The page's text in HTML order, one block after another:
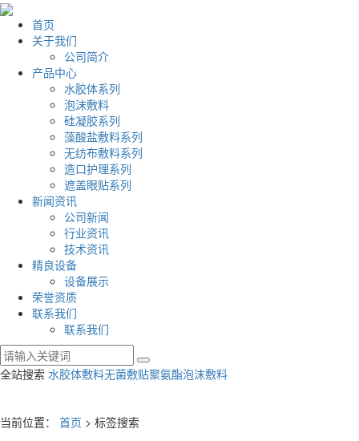
首页
关于我们
公司简介
产品中心
水胶体系列
泡沫敷料
硅凝胶系列
藻酸盐敷料系列
无纺布敷料系列
造口护理系列
遮盖眼贴系列
新闻资讯
公司新闻
行业资讯
技术资讯
精良设备
设备展示
荣誉资质
联系我们
联系我们
全站搜索 水胶体敷料无菌敷贴聚氨酯泡沫敷料
当前位置： 首页 > 标签搜索